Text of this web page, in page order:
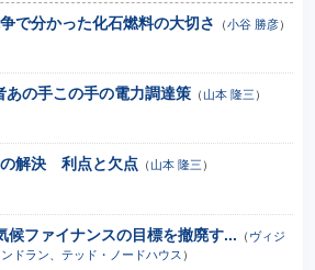
で分かった化石燃料の大切さ
（小谷 勝彦）
あの手この手の電力調達策（山本 隆三 ）
解決 利点と欠点 （山本 隆三 ）
候ファイナンスの目標を撤廃す... （ ヴィジ
ドラン、テッド・ノードハウス ）